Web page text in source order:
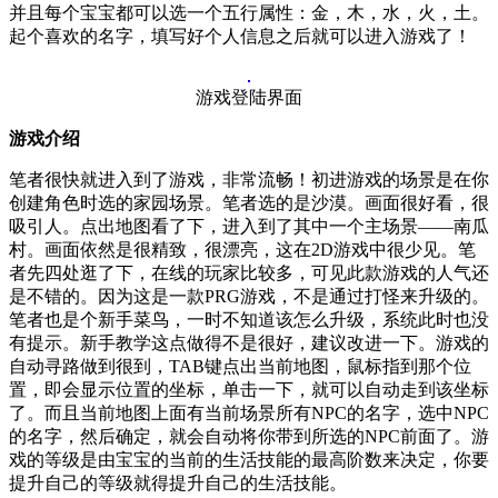
并且每个宝宝都可以选一个五行属性：金，木，水，火，土。
起个喜欢的名字，填写好个人信息之后就可以进入游戏了！
游戏登陆界面
游戏介绍
笔者很快就进入到了游戏，非常流畅！初进游戏的场景是在你
创建角色时选的家园场景。笔者选的是沙漠。画面很好看，很
吸引人。点出地图看了下，进入到了其中一个主场景——南瓜
村。画面依然是很精致，很漂亮，这在2D游戏中很少见。笔
者先四处逛了下，在线的玩家比较多，可见此款游戏的人气还
是不错的。因为这是一款PRG游戏，不是通过打怪来升级的。
笔者也是个新手菜鸟，一时不知道该怎么升级，系统此时也没
有提示。新手教学这点做得不是很好，建议改进一下。游戏的
自动寻路做到很到，TAB键点出当前地图，鼠标指到那个位
置，即会显示位置的坐标，单击一下，就可以自动走到该坐标
了。而且当前地图上面有当前场景所有NPC的名字，选中NPC
的名字，然后确定，就会自动将你带到所选的NPC前面了。游
戏的等级是由宝宝的当前的生活技能的最高阶数来决定，你要
提升自己的等级就得提升自己的生活技能。